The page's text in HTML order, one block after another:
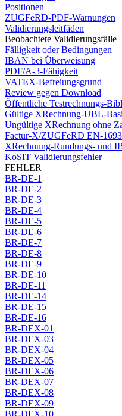
Positionen
ZUGFeRD-PDF-Warnungen
Validierungsleitfäden
Beobachtete Validierungsfälle
Fälligkeit oder Bedingungen
IBAN bei Überweisung
PDF/A-3-Fähigkeit
VATEX-Befreiungsgrund
Review gegen Download
Öffentliche Testrechnungs-
Gültige XRechnung-UBL-
Ungültige XRechnung ohne
Factur-X/ZUGFeRD EN-
XRechnung-Rundungs- und
KoSIT Validierungsfehler
FEHLER
BR-DE-1
BR-DE-2
BR-DE-3
BR-DE-4
BR-DE-5
BR-DE-6
BR-DE-7
BR-DE-8
BR-DE-9
BR-DE-10
BR-DE-11
BR-DE-14
BR-DE-15
BR-DE-16
BR-DEX-01
BR-DEX-03
BR-DEX-04
BR-DEX-05
BR-DEX-06
BR-DEX-07
BR-DEX-08
BR-DEX-09
BR-DEX-10